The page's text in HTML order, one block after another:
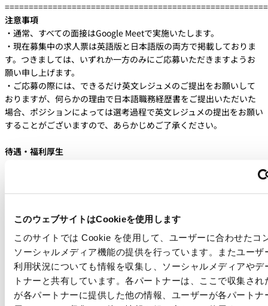
このウェブサイトはCookieを使用します
このサイトでは Cookie を使用して、ユーザーに合わせたコ
ソーシャルメディア機能の提供を行っています。またユーザ
利用状況についても情報を収集し、ソーシャルメディアやデ
トナーと共有しています。各パートナーは、ここで収集さ
が各パートナーに提供した他の情報、ユーザーが各パートナ
注意事項
・通常、すべての面接はGoogle Meetで実施いたします。
・現在募集中の求人票は英語版と日本語版の両方で掲載しておりま
す。つきましては、いずれか一方のみにご応募いただきますようお
願い申し上げます。
・ご応募の際には、できるだけ英文レジュメのご提出をお願いして
おりますが、何らかの理由で日本語職務経歴書をご提出いただいた
場合、ポジションによっては選考過程で英文レジュメの提出をお願い
することがございますので、あらかじめご了承ください。
待遇・福利厚生
・休日：土日、祝日、その他当社が定めた日
・社会保険：健康保険、厚生年金保険、労災保険、雇用保険、介護
保険
・住宅手当
・退職金制度
・レンタカーサポート
・社内研修制度（ソフトウェア学習・語学学習）